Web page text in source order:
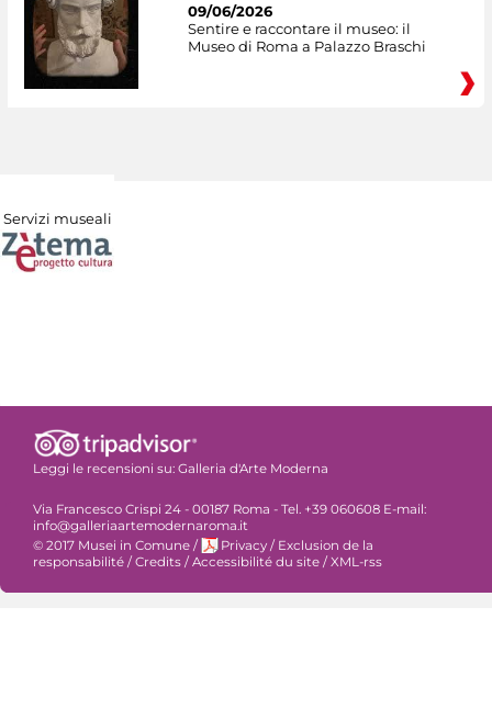
09/06/2026
Sentire e raccontare il museo: il
Museo di Roma a Palazzo Braschi
Servizi museali
Leggi le recensioni su: Galleria d'Arte Moderna
Via Francesco Crispi 24 - 00187 Roma - Tel. +39 060608 E-mail:
info@galleriaartemodernaroma.it
© 2017 Musei in Comune / Privacy / Exclusion de la
responsabilité / Credits / Accessibilité du site / XML-rss